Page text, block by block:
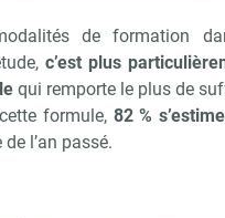
de formation
c’est plus
qui remporte le plus de
formule, 82 %
l’an passé.